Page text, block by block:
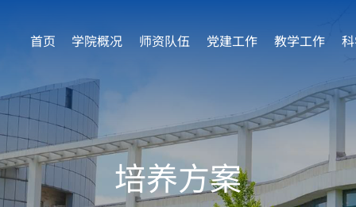
首页 学院概况 师资队伍 党建工作 教学工作
培养方案